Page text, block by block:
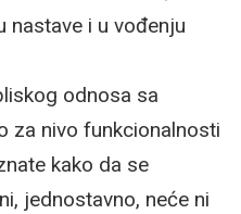
nastave i u vođenju
odnosa sa
za nivo funkcionalnosti
kako da se
jednostavno, neće ni